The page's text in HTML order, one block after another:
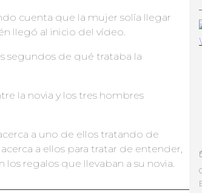
cuenta que la mujer solía llegar
llegó al inicio del vídeo.
segundos de qué trataba la
la novia y los tres hombres
a uno de ellos tratando de
a ellos para tratar de entender,
regalos que llevaban a su novia.